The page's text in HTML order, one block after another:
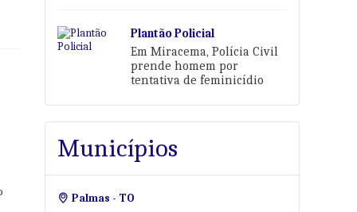
Plantão Policial
Em Miracema, Polícia Civil
prende homem por
tentativa de feminicídio
Municípios
Palmas - TO